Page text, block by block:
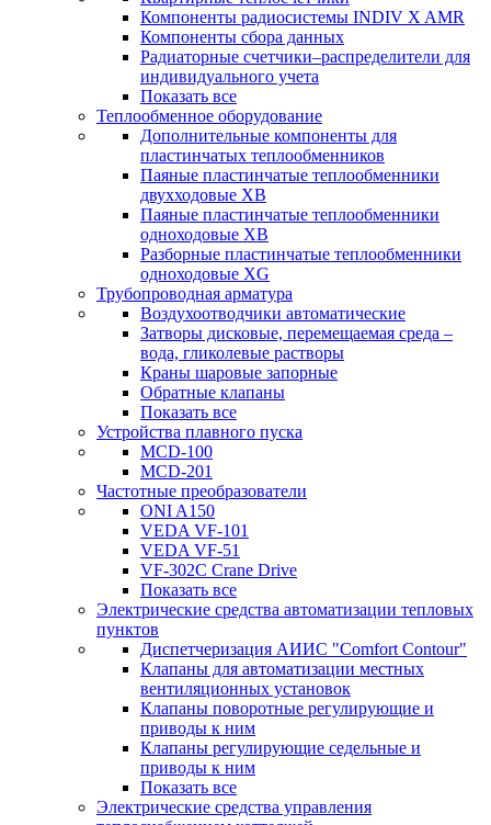
Компоненты радиосистемы INDIV X AMR
Компоненты сбора данных
Радиаторные счетчики–распределители для
индивидуального учета
Показать все
Теплообменное оборудование
Дополнительные компоненты для
пластинчатых теплообменников
Паяные пластинчатые теплообменники
двухходовые XB
Паяные пластинчатые теплообменники
одноходовые ХВ
Разборные пластинчатые теплообменники
одноходовые ХG
Трубопроводная арматура
Воздухоотводчики автоматические
Затворы дисковые, перемещаемая среда –
вода, гликолевые растворы
Краны шаровые запорные
Обратные клапаны
Показать все
Устройства плавного пуска
MCD-100
MCD-201
Частотные преобразователи
ONI A150
VEDA VF-101
VEDA VF-51
VF-302C Crane Drive
Показать все
Электрические средства автоматизации тепловых
пунктов
Диспетчеризация АИИС "Comfort Contour"
Клапаны для автоматизации местных
вентиляционных установок
Клапаны поворотные регулирующие и
приводы к ним
Клапаны регулирующие седельные и
приводы к ним
Показать все
Электрические средства управления